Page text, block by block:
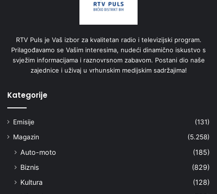
RTV Puls je Vaš izbor za kvalitetan radio i televizijski program.
Prilagođavamo se Vašim interesima, nudeći dinamično iskustvo s
svježim informacijama i raznovrsnom zabavom. Postani dio naše
zajednice i uživaj u vrhunskim medijskim sadržajima!
Kategorije
Emisije
(131)
Magazin
(5.258)
Auto-moto
(185)
Biznis
(829)
Kultura
(128)